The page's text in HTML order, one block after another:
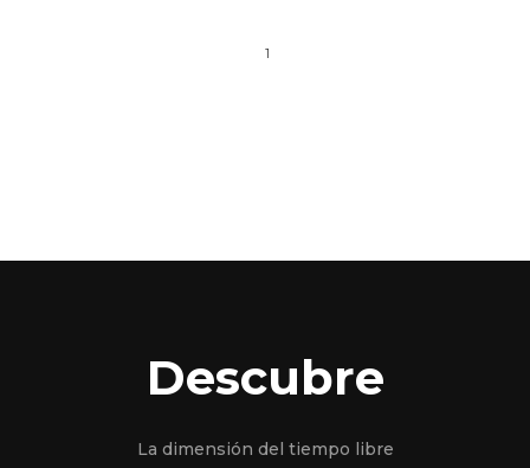
1
Descubre
La dimensión del tiempo libre